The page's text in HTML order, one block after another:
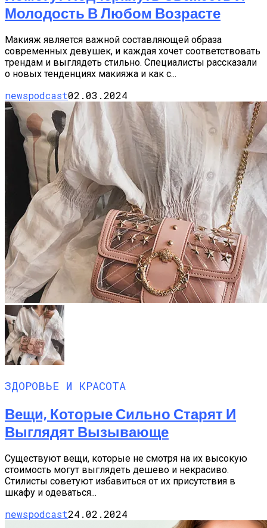
Молодость В Любом Возрасте
Макияж является важной составляющей образа
современных девушек, и каждая хочет соответствовать
трендам и выглядеть стильно. Специалисты рассказали
о новых тенденциях макияжа и как с...
newspodcast02.03.2024
ЗДОРОВЬЕ И КРАСОТА
Вещи, Которые Сильно Старят И
Выглядят Вызывающе
Существуют вещи, которые не смотря на их высокую
стоимость могут выглядеть дешево и некрасиво.
Стилисты советуют избавиться от их присутствия в
шкафу и одеваться...
newspodcast24.02.2024